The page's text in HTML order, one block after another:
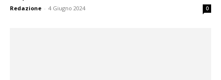
Redazione - 4 Giugno 2024 0